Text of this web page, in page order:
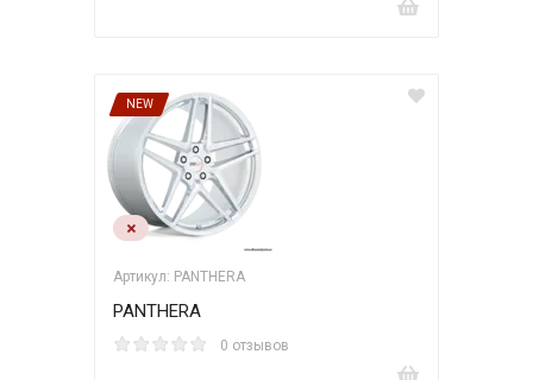
NEW
Артикул: PANTHERA
PANTHERA
0 отзывов